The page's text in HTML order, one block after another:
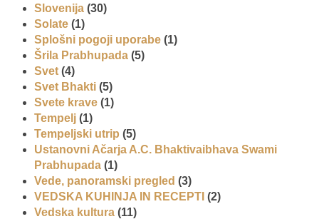
Slovenija (30)
Solate (1)
Splošni pogoji uporabe (1)
Šrila Prabhupada (5)
Svet (4)
Svet Bhakti (5)
Svete krave (1)
Tempelj (1)
Tempeljski utrip (5)
Ustanovni Ačarja A.C. Bhaktivaibhava Swami
Prabhupada (1)
Vede, panoramski pregled (3)
VEDSKA KUHINJA IN RECEPTI (2)
Vedska kultura (11)